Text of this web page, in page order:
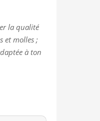
la qualité
et molles ;
à ton